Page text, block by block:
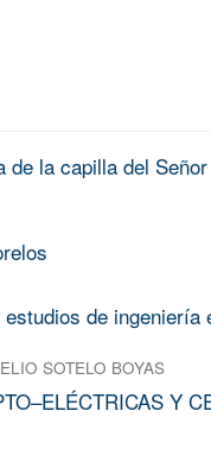
la capilla del
de ingeniería
SOTELO BOYAS
Y